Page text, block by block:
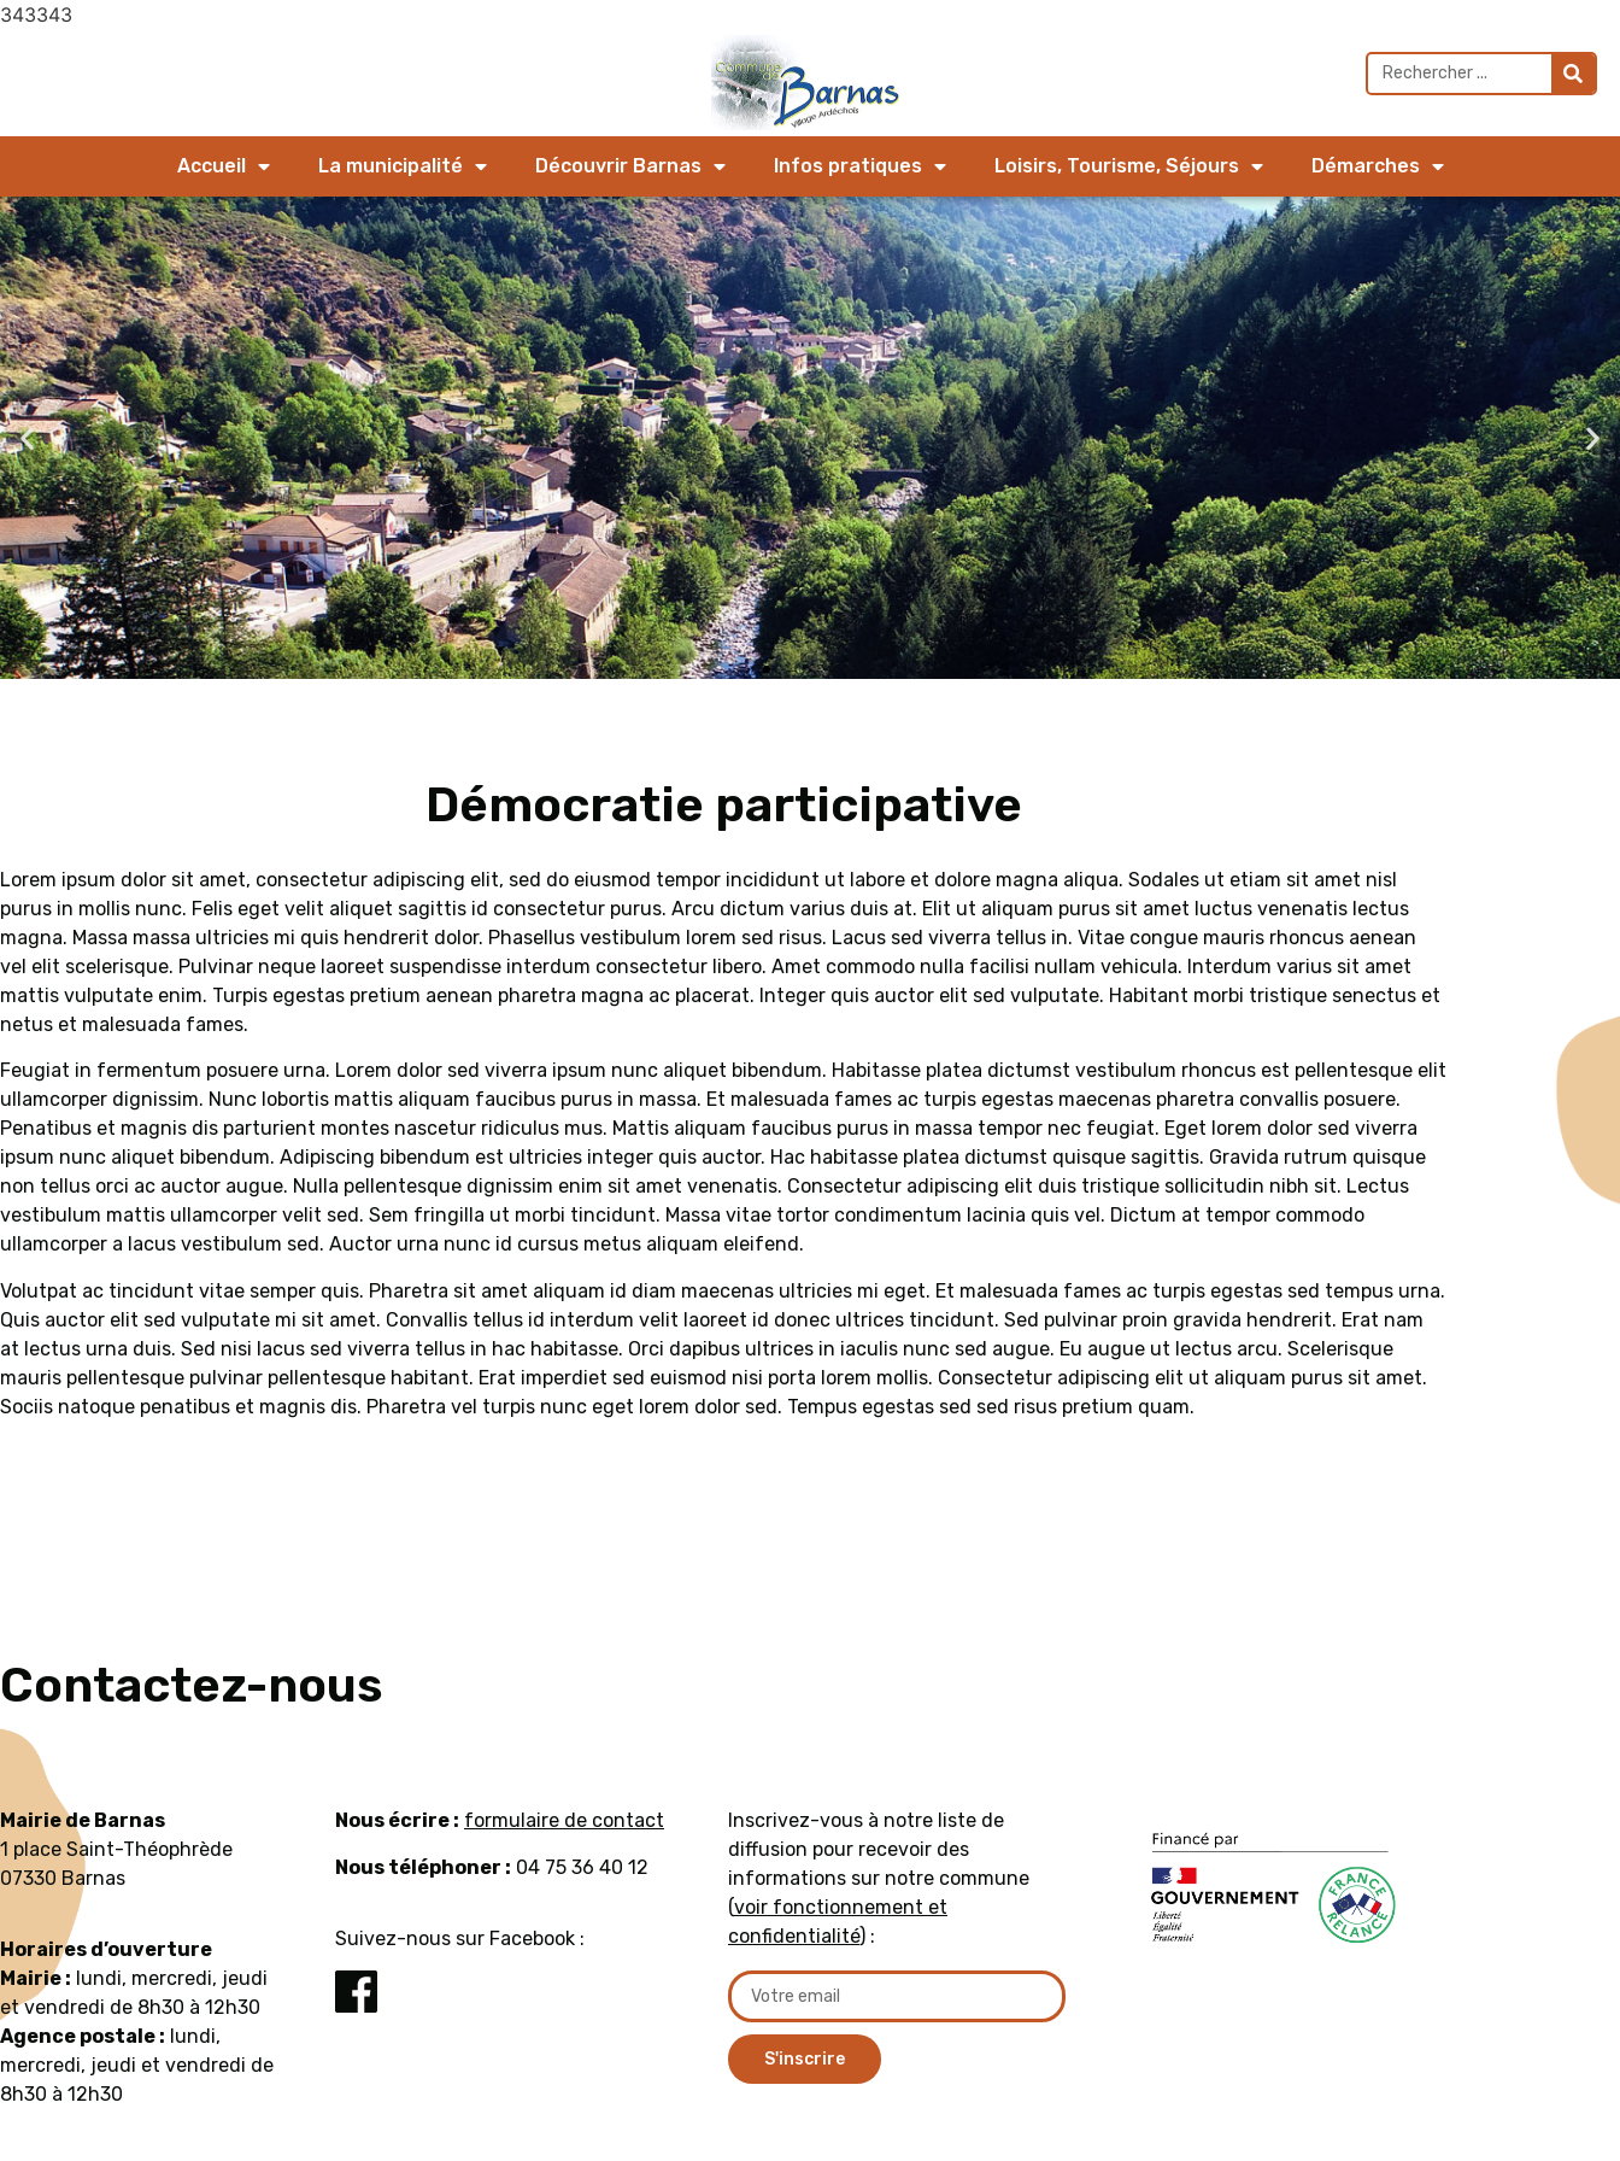
343343
Accueil La municipalité Découvrir Barnas Infos pratiques Loisirs, Tourisme, Séjours Démarches
participative​
participative​
participative​
participative​
participative​
participative​
participative​
participative​
participative​
participative​
participative​
participative​
participative​
participative​
participative​Démocratie participative
Lorem ipsum dolor sit amet, consectetur adipiscing elit, sed do eiusmod tempor incididunt ut labore et dolore magna aliqua. Sodales ut etiam sit amet nisl
purus in mollis nunc. Felis eget velit aliquet sagittis id consectetur purus. Arcu dictum varius duis at. Elit ut aliquam purus sit amet luctus venenatis lectus
magna. Massa massa ultricies mi quis hendrerit dolor. Phasellus vestibulum lorem sed risus. Lacus sed viverra tellus in. Vitae congue mauris rhoncus aenean
vel elit scelerisque. Pulvinar neque laoreet suspendisse interdum consectetur libero. Amet commodo nulla facilisi nullam vehicula. Interdum varius sit amet
mattis vulputate enim. Turpis egestas pretium aenean pharetra magna ac placerat. Integer quis auctor elit sed vulputate. Habitant morbi tristique senectus et
netus et malesuada fames.
Feugiat in fermentum posuere urna. Lorem dolor sed viverra ipsum nunc aliquet bibendum. Habitasse platea dictumst vestibulum rhoncus est pellentesque elit
ullamcorper dignissim. Nunc lobortis mattis aliquam faucibus purus in massa. Et malesuada fames ac turpis egestas maecenas pharetra convallis posuere.
Penatibus et magnis dis parturient montes nascetur ridiculus mus. Mattis aliquam faucibus purus in massa tempor nec feugiat. Eget lorem dolor sed viverra
ipsum nunc aliquet bibendum. Adipiscing bibendum est ultricies integer quis auctor. Hac habitasse platea dictumst quisque sagittis. Gravida rutrum quisque
non tellus orci ac auctor augue. Nulla pellentesque dignissim enim sit amet venenatis. Consectetur adipiscing elit duis tristique sollicitudin nibh sit. Lectus
vestibulum mattis ullamcorper velit sed. Sem fringilla ut morbi tincidunt. Massa vitae tortor condimentum lacinia quis vel. Dictum at tempor commodo
ullamcorper a lacus vestibulum sed. Auctor urna nunc id cursus metus aliquam eleifend.
Volutpat ac tincidunt vitae semper quis. Pharetra sit amet aliquam id diam maecenas ultricies mi eget. Et malesuada fames ac turpis egestas sed tempus urna.
Quis auctor elit sed vulputate mi sit amet. Convallis tellus id interdum velit laoreet id donec ultrices tincidunt. Sed pulvinar proin gravida hendrerit. Erat nam
at lectus urna duis. Sed nisi lacus sed viverra tellus in hac habitasse. Orci dapibus ultrices in iaculis nunc sed augue. Eu augue ut lectus arcu. Scelerisque
mauris pellentesque pulvinar pellentesque habitant. Erat imperdiet sed euismod nisi porta lorem mollis. Consectetur adipiscing elit ut aliquam purus sit amet.
Sociis natoque penatibus et magnis dis. Pharetra vel turpis nunc eget lorem dolor sed. Tempus egestas sed sed risus pretium quam.
Contactez-nous
Mairie de Barnas
1 place Saint-Théophrède
07330 Barnas
Horaires d’ouverture
Mairie : lundi, mercredi, jeudi
et vendredi de 8h30 à 12h30
Agence postale : lundi,
mercredi, jeudi et vendredi de
8h30 à 12h30
Nous écrire : formulaire de contact
Nous téléphoner : 04 75 36 40 12
Suivez-nous sur Facebook :
Inscrivez-vous à notre liste de
diffusion pour recevoir des
informations sur notre commune
(voir fonctionnement et
confidentialité) :
S'inscrire